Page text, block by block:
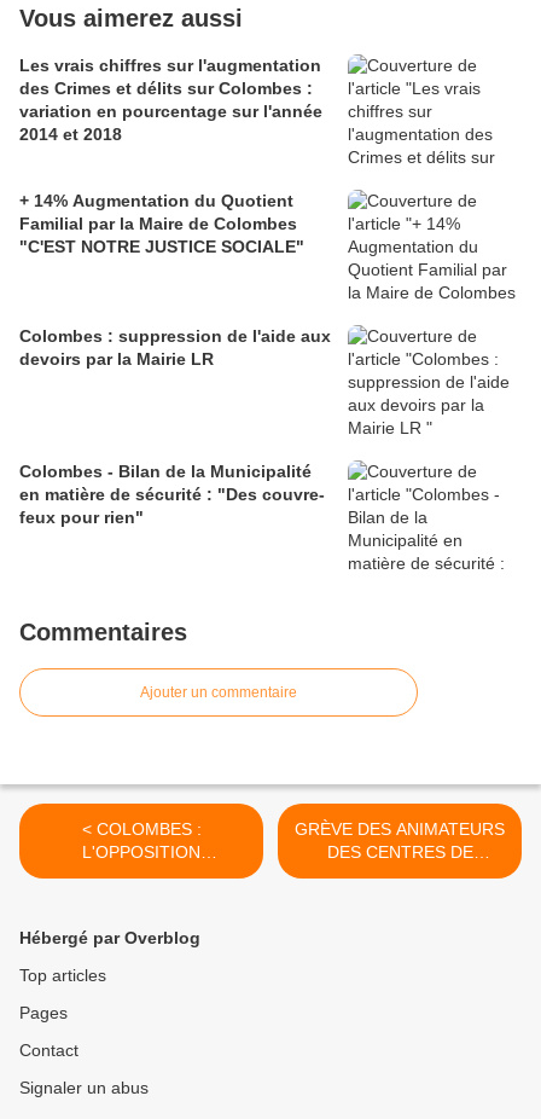
Vous aimerez aussi
Les vrais chiffres sur l'augmentation
des Crimes et délits sur Colombes :
variation en pourcentage sur l'année
2014 et 2018
+ 14% Augmentation du Quotient
Familial par la Maire de Colombes
"C'EST NOTRE JUSTICE SOCIALE"
Colombes : suppression de l'aide aux
devoirs par la Mairie LR
Colombes - Bilan de la Municipalité
en matière de sécurité : "Des couvre-
feux pour rien"
Commentaires
Ajouter un commentaire
< COLOMBES :
L'OPPOSITION
MUNICIPALE S'INSURGE
GOUETA
GRÈVE DES ANIMATEURS
DES CENTRES DE
LOISIRS SUR COLOMBES
Hébergé par Overblog
Top articles
Pages
Contact
Signaler un abus